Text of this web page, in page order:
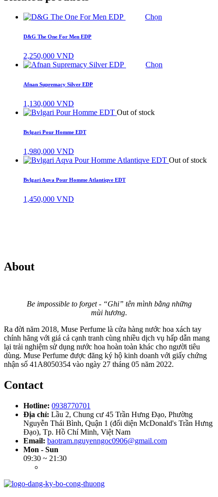
Chọn
D&G The One For Men EDP
2,250,000 VND
Chọn
Afnan Supremacy Silver EDP
1,130,000 VND
Out of stock
Bvlgari Pour Homme EDT
1,980,000 VND
Out of stock
Bvlgari Aqva Pour Homme Atlantiqve EDT
1,450,000 VND
About
Be impossible to forget - “Ghi” tên mình bằng những
mùi hương.
Ra đời năm 2018, Muse Perfume là cửa hàng nước hoa xách tay
chính hãng với giá cả cạnh tranh cùng nhiều dịch vụ hấp dẫn mang
lại trải nghiệm sử dụng nước hoa hoàn toàn khác cho người tiêu
dùng. Muse Perfume được đăng ký hộ kinh doanh với giấy chứng
nhận số 41A8050354 vào ngày 27 tháng 05 năm 2022.
Contact
Hotline: 0938770701
Địa chỉ: Lầu 2, Chung cư 45 Trần Hưng Đạo, Phường
Nguyễn Thái Bình, Quận 1 (đối diện McDonald's Trần Hưng
Đạo), Tp. Hồ Chí Minh, Việt Nam
Email: baotram.nguyenngoc0906@gmail.com
Mon - Sun
09:30 ~ 21:30